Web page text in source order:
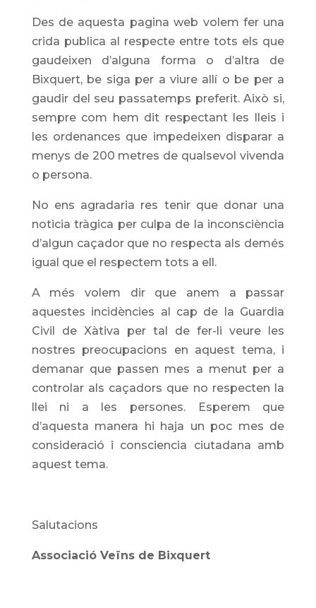
Des de aquesta pagina web volem fer una
crida publica al respecte entre tots els que
gaudeixen d’alguna forma o d’altra de
Bixquert, be siga per a viure allí o be per a
gaudir del seu passatemps preferit. Això si,
sempre com hem dit respectant les lleis i
les ordenances que impedeixen disparar a
menys de 200 metres de qualsevol vivenda
o persona.
No ens agradaria res tenir que donar una
noticia tràgica per culpa de la inconsciència
d’algun caçador que no respecta als demés
igual que el respectem tots a ell.
A més volem dir que anem a passar
aquestes incidències al cap de la Guardia
Civil de Xàtiva per tal de fer-li veure les
nostres preocupacions en aquest tema, i
demanar que passen mes a menut per a
controlar als caçadors que no respecten la
llei ni a les persones. Esperem que
d’aquesta manera hi haja un poc mes de
consideració i consciencia ciutadana amb
aquest tema.
Salutacions
Associació Veïns de Bixquert